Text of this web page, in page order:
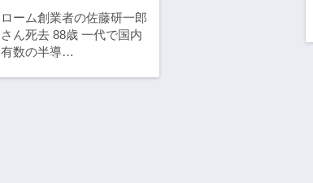
ローム創業者の佐藤研一郎
さん死去 88歳 一代で国内
有数の半導…